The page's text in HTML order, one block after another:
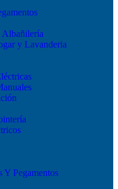
Albañilería
y Lavanderia
Y Pegamentos